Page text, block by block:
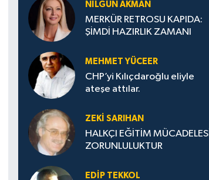
NILGÜN AKMAN
MERKÜR RETROSU KAPIDA:
ŞİMDİ HAZIRLIK ZAMANI
MEHMET YÜCEER
CHP’yi Kılıçdaroğlu eliyle
ateşe attılar.
ZEKI SARIHAN
HALKÇI EĞİTİM MÜCADELESİ
ZORUNLULUKTUR
EDIP TEKKOL